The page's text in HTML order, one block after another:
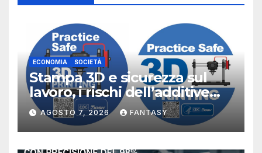
ECONOMIA SOCIETÀ
Stampa 3D e sicurezza sul
lavoro, i rischi dell’additive
manufacturing secondo
NIOSH
AGOSTO 7, 2026 FANTASY